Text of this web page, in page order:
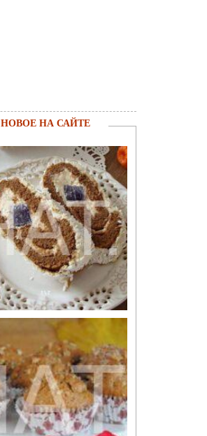
НОВОЕ НА САЙТЕ